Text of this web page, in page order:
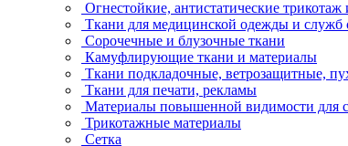
Огнестойкие, антистатические трикотаж
Ткани для медицинской одежды и служб
Сорочечные и блузочные ткани
Камуфлирующие ткани и материалы
Ткани подкладочные, ветрозащитные,
Ткани для печати, рекламы
Материалы повышенной видимости для
Трикотажные материалы
Сетка